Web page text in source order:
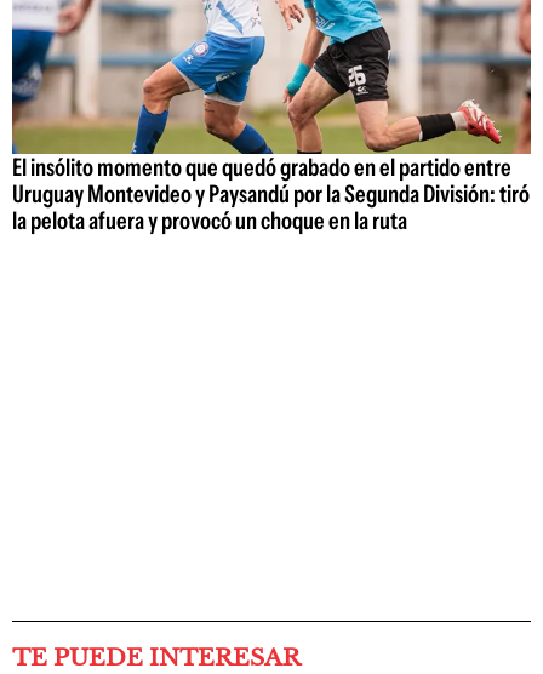
El insólito momento que quedó grabado en el partido entre
Uruguay Montevideo y Paysandú por la Segunda División: tiró
la pelota afuera y provocó un choque en la ruta
TE PUEDE INTERESAR